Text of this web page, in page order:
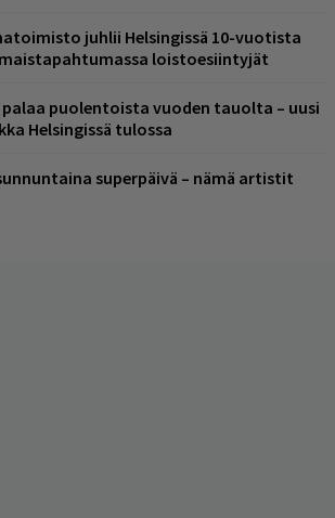
juhlii Helsingissä 10-vuotista
loistoesiintyjät
palaa puolentoista vuoden tauolta – uusi
Helsingissä tulossa
superpäivä – nämä artistit